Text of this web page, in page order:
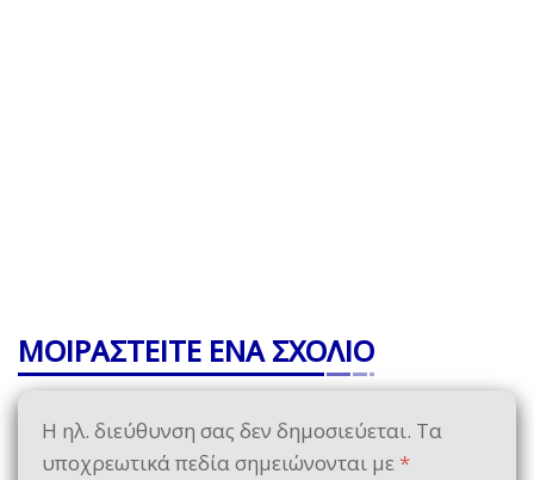
ΜΟΙΡΑΣΤΕΙΤΕ ΕΝΑ ΣΧΟΛΙΟ
Η ηλ. διεύθυνση σας δεν δημοσιεύεται. Τα
υποχρεωτικά πεδία σημειώνονται με *